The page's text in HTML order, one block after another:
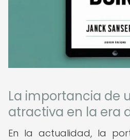
La importancia de
atractiva en la era
En la actualidad, la